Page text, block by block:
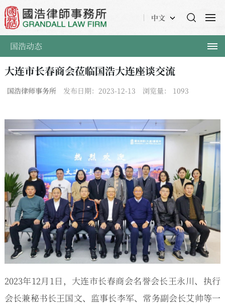
中文
国浩动态
大连市长春商会莅临国浩大连座谈交流
国浩律师事务所 发布日期：2023-12-13 浏览量： 1093
2023年12月1日，大连市长春商会名誉会长王永川、执行
会长兼秘书长王国文、监事长李军、常务副会长艾帅等一